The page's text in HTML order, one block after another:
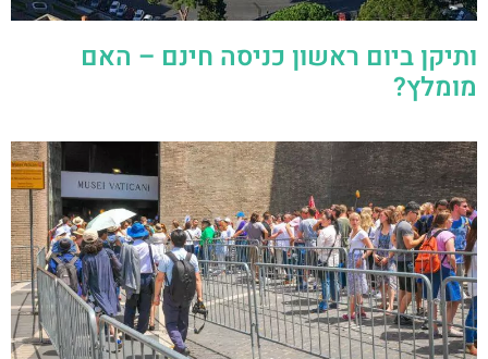
ותיקן ביום ראשון כניסה חינם – האם
מומלץ?